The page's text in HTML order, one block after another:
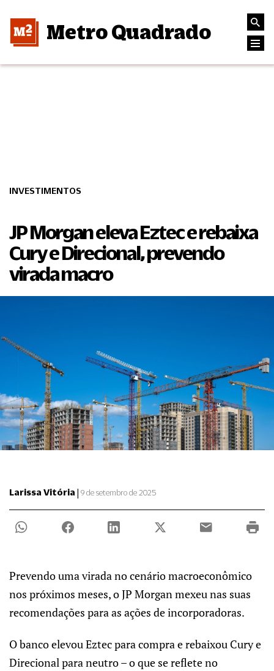
Metro Quadrado
INVESTIMENTOS
JP Morgan eleva Eztec e rebaixa
Cury e Direcional, prevendo
virada macro
Larissa Vitória | 9 de setembro de 2025
Prevendo uma virada no cenário macroeconômico
nos próximos meses, o JP Morgan mexeu nas suas
recomendações para as ações de incorporadoras.
O banco elevou Eztec para compra e rebaixou Cury e
Direcional para neutro – o que se reflete no